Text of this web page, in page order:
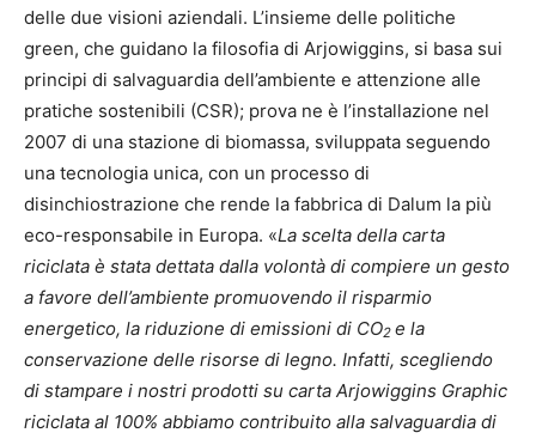
delle due visioni aziendali. L’insieme delle politiche
green, che guidano la filosofia di Arjowiggins, si basa sui
principi di salvaguardia dell’ambiente e attenzione alle
pratiche sostenibili (CSR); prova ne è l’installazione nel
2007 di una stazione di biomassa, sviluppata seguendo
una tecnologia unica, con un processo di
disinchiostrazione che rende la fabbrica di Dalum la più
eco-responsabile in Europa. «La scelta della carta
riciclata è stata dettata dalla volontà di compiere un gesto
a favore dell’ambiente promuovendo il risparmio
energetico, la riduzione di emissioni di CO2 e la
conservazione delle risorse di legno. Infatti, scegliendo
di stampare i nostri prodotti su carta Arjowiggins Graphic
riciclata al 100% abbiamo contribuito alla salvaguardia di